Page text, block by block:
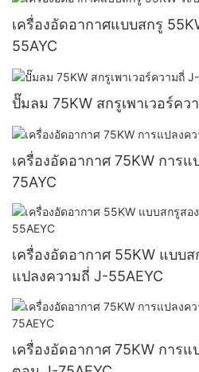
เครื่องอัดอากาศแบบสกรู
55AYC
ปั๊มลม 75KW สกรูเพาเวอร์คว
เครื่องอัดอากาศ 75KW การ
75AYC
เครื่องอัดอากาศ 55KW แบบ
แปลงความถี่ J-55AEYC
เครื่องอัดอากาศ 75KW การ